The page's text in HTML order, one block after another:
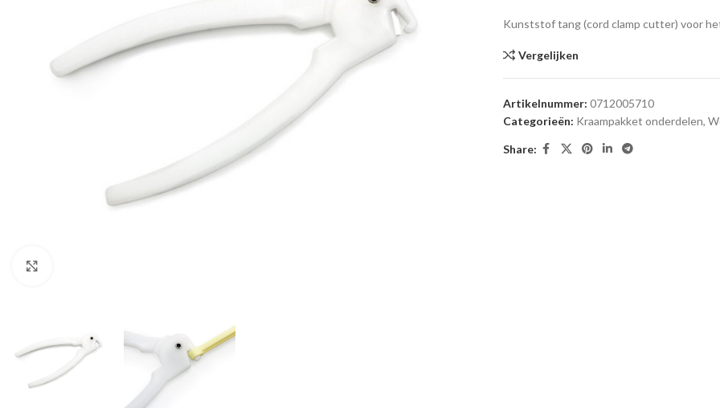
Kunststof tang (cord clamp cutter) voor
Vergelijken
Artikelnummer: 0712005710
Categorieën: Kraampakket onderdelen,
Share: